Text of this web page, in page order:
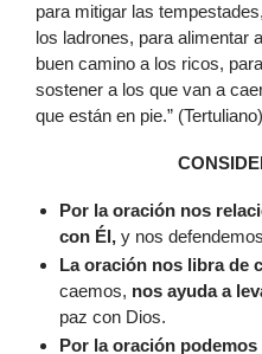
para mitigar las
los ladrones, para alimentar
buen camino a los ricos,
sostener a los que van a
que están en pie.” (Tertuliano)
Por la oración nos
con Él,y nos
La oración nos libra de
caemos, nos ayuda a
paz con Dios.
Por la oración